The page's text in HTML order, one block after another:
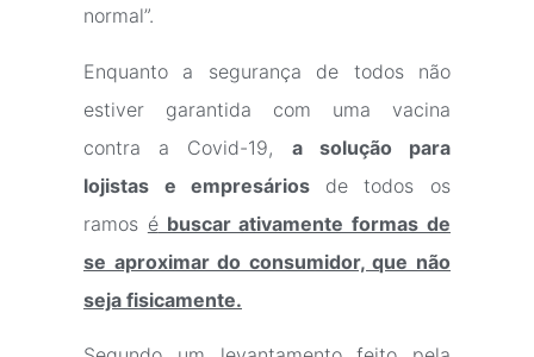
normal”.
Enquanto a segurança de todos não
estiver garantida com uma vacina
contra a Covid-19, a solução para
lojistas e empresários de todos os
ramos ébuscar ativamente formas de
se aproximar do consumidor, que não
seja fisicamente.